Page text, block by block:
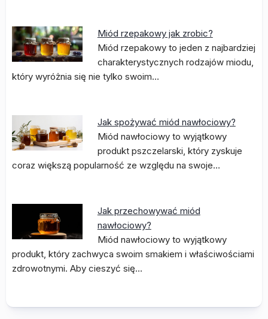
Miód rzepakowy jak zrobic?
Miód rzepakowy to jeden z najbardziej
charakterystycznych rodzajów miodu,
który wyróżnia się nie tylko swoim…
Jak spożywać miód nawłociowy?
Miód nawłociowy to wyjątkowy
produkt pszczelarski, który zyskuje
coraz większą popularność ze względu na swoje…
Jak przechowywać miód
nawłociowy?
Miód nawłociowy to wyjątkowy
produkt, który zachwyca swoim smakiem i właściwościami
zdrowotnymi. Aby cieszyć się…